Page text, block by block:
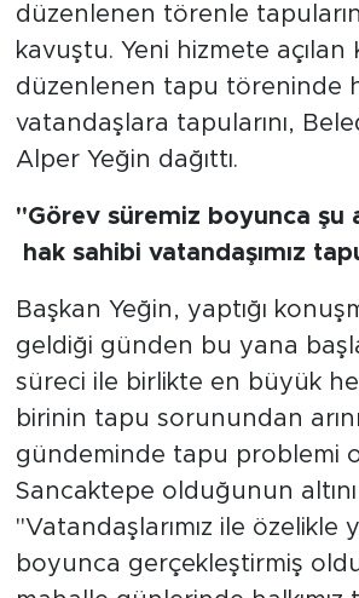
düzenlenen törenle
kavuştu. Yeni hizmete açılan
düzenlenen tapu töreninde
vatandaşlara tapularını,
Alper Yeğin dağıttı.
"Görev süremiz boyunca şu
hak sahibi vatandaşımız
Başkan Yeğin, yaptığı
geldiği günden bu yana
süreci ile birlikte en büyük
birinin tapu sorunundan
gündeminde tapu problemi
Sancaktepe olduğunun altını
"Vatandaşlarımız ile özelikle
boyunca gerçekleştirmiş